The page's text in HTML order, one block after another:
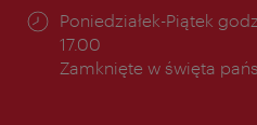
Godziny
otwarcia:
Poniedziałek-Piątek
17.00
Zamknięte w święta